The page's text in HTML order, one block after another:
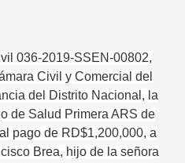
036-2019-SSEN-00802,
Civil y Comercial del
del Distrito Nacional, la
de Salud Primera ARS de
pago de RD$1,200,000, a
Brea, hijo de la señora